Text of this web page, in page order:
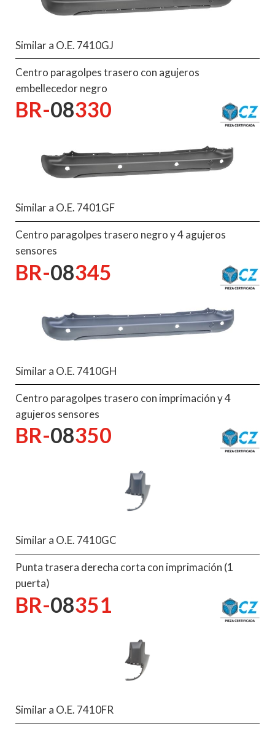
Similar a O.E. 7410GJ
Centro paragolpes trasero con agujeros
embellecedor negro
BR-08330
Similar a O.E. 7401GF
Centro paragolpes trasero negro y 4 agujeros
sensores
BR-08345
Similar a O.E. 7410GH
Centro paragolpes trasero con imprimación y 4
agujeros sensores
BR-08350
Similar a O.E. 7410GC
Punta trasera derecha corta con imprimación (1
puerta)
BR-08351
Similar a O.E. 7410FR